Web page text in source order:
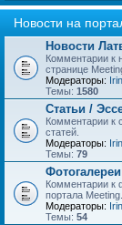
Новости на
Новости
Комментарии к
странице
Модераторы:
Темы: 1580
Статьи /
Комментарии к
статей.
Модераторы:
Темы: 79
Фотогалереи
Комментарии к
портала
Модераторы:
Темы: 54